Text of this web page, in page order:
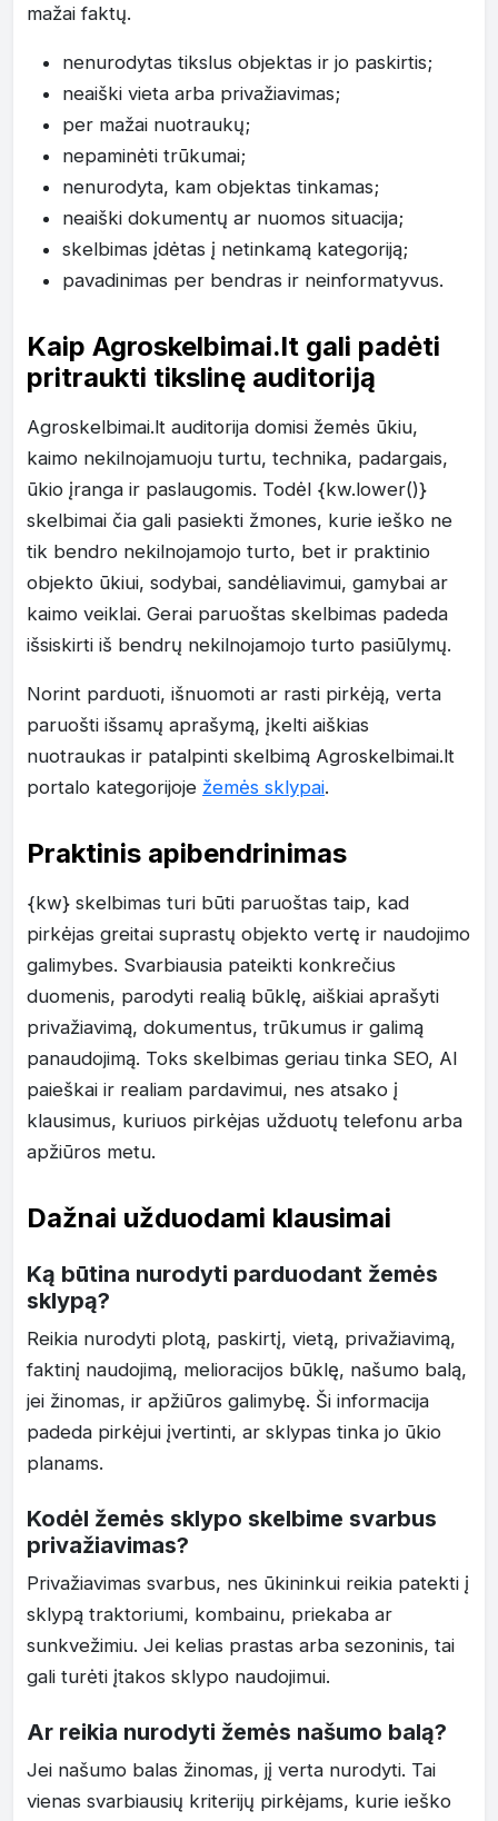
mažai faktų.
nenurodytas tikslus objektas ir jo paskirtis;
neaiški vieta arba privažiavimas;
per mažai nuotraukų;
nepaminėti trūkumai;
nenurodyta, kam objektas tinkamas;
neaiški dokumentų ar nuomos situacija;
skelbimas įdėtas į netinkamą kategoriją;
pavadinimas per bendras ir neinformatyvus.
Kaip Agroskelbimai.lt gali padėti
pritraukti tikslinę auditoriją
Agroskelbimai.lt auditorija domisi žemės ūkiu,
kaimo nekilnojamuoju turtu, technika, padargais,
ūkio įranga ir paslaugomis. Todėl {kw.lower()}
skelbimai čia gali pasiekti žmones, kurie ieško ne
tik bendro nekilnojamojo turto, bet ir praktinio
objekto ūkiui, sodybai, sandėliavimui, gamybai ar
kaimo veiklai. Gerai paruoštas skelbimas padeda
išsiskirti iš bendrų nekilnojamojo turto pasiūlymų.
Norint parduoti, išnuomoti ar rasti pirkėją, verta
paruošti išsamų aprašymą, įkelti aiškias
nuotraukas ir patalpinti skelbimą Agroskelbimai.lt
portalo kategorijoje žemės sklypai.
Praktinis apibendrinimas
{kw} skelbimas turi būti paruoštas taip, kad
pirkėjas greitai suprastų objekto vertę ir naudojimo
galimybes. Svarbiausia pateikti konkrečius
duomenis, parodyti realią būklę, aiškiai aprašyti
privažiavimą, dokumentus, trūkumus ir galimą
panaudojimą. Toks skelbimas geriau tinka SEO, AI
paieškai ir realiam pardavimui, nes atsako į
klausimus, kuriuos pirkėjas užduotų telefonu arba
apžiūros metu.
Dažnai užduodami klausimai
Ką būtina nurodyti parduodant žemės
sklypą?
Reikia nurodyti plotą, paskirtį, vietą, privažiavimą,
faktinį naudojimą, melioracijos būklę, našumo balą,
jei žinomas, ir apžiūros galimybę. Ši informacija
padeda pirkėjui įvertinti, ar sklypas tinka jo ūkio
planams.
Kodėl žemės sklypo skelbime svarbus
privažiavimas?
Privažiavimas svarbus, nes ūkininkui reikia patekti į
sklypą traktoriumi, kombainu, priekaba ar
sunkvežimiu. Jei kelias prastas arba sezoninis, tai
gali turėti įtakos sklypo naudojimui.
Ar reikia nurodyti žemės našumo balą?
Jei našumo balas žinomas, jį verta nurodyti. Tai
vienas svarbiausių kriterijų pirkėjams, kurie ieško